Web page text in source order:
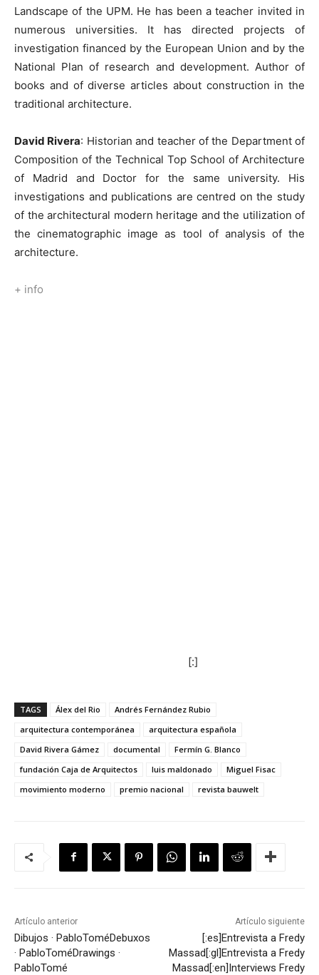
Landscape of the UPM. He has been a teacher invited in
numerous universities. It has directed projects of
investigation financed by the European Union and by the
National Plan of research and development. Author of
books and of diverse articles about construction in the
traditional architecture.
David Rivera: Historian and teacher of the Department of
Composition of the Technical Top School of Architecture
of Madrid and Doctor for the same university. His
investigations and publications are centred on the study
of the architectural modern heritage and the utilization of
the cinematographic image as tool of analysis of the
architecture.
+ info
[:]
TAGS Álex del Rio
Andrés Fernández Rubio
arquitectura contemporánea
arquitectura española
David Rivera Gámez
documental
Fermín G. Blanco
fundación Caja de Arquitectos
luis maldonado
Miguel Fisac
movimiento moderno
premio nacional revista bauwelt
Artículo anterior
Dibujos · PabloToméDebuxos
· PabloToméDrawings ·
PabloTomé
Artículo siguiente
[:es]Entrevista a Fredy
Massad[:gl]Entrevista a Fredy
Massad[:en]Interviews Fredy